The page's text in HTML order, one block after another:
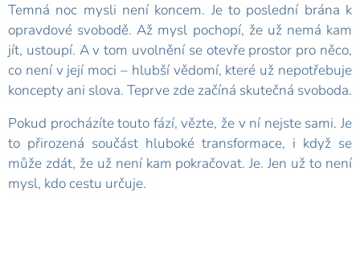
Temná noc mysli není koncem. Je to poslední brána k
opravdové svobodě. Až mysl pochopí, že už nemá kam
jít, ustoupí. A v tom uvolnění se otevře prostor pro něco,
co není v její moci – hlubší vědomí, které už nepotřebuje
koncepty ani slova. Teprve zde začíná skutečná svoboda.
Pokud procházíte touto fází, vězte, že v ní nejste sami. Je
to přirozená součást hluboké transformace, i když se
může zdát, že už není kam pokračovat. Je. Jen už to není
mysl, kdo cestu určuje.